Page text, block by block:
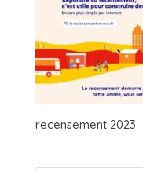
recensement 2023